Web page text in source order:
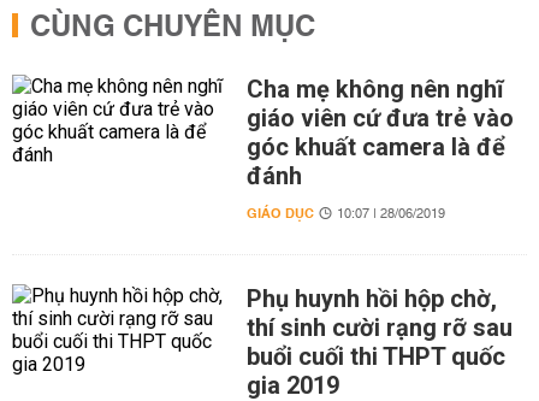
CÙNG CHUYÊN MỤC
Cha mẹ không nên nghĩ
giáo viên cứ đưa trẻ vào
góc khuất camera là để
đánh
GIÁO DỤC 10:07 | 28/06/2019
Phụ huynh hồi hộp chờ,
thí sinh cười rạng rỡ sau
buổi cuối thi THPT quốc
gia 2019